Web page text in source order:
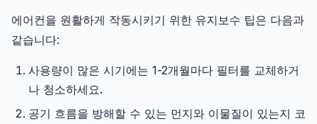
에어컨을 원활하게 작동시키기 위한 유지보수 팁은 다음과
같습니다:
사용량이 많은 시기에는 1-2개월마다 필터를 교체하거
나 청소하세요.
공기 흐름을 방해할 수 있는 먼지와 이물질이 있는지 코